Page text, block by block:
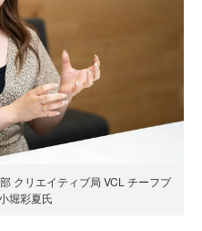
クリエイティブ局 VCL チーフプ
堀彩夏氏